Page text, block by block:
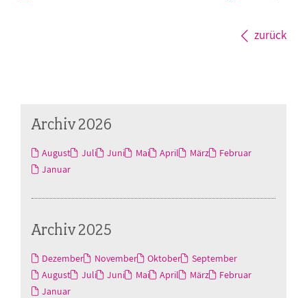
zurück
Archiv 2026
August Juli Juni Mai April März
Februar
Januar
Archiv 2025
Dezember November Oktober
September
August
Juli Juni Mai April März
Februar
Januar